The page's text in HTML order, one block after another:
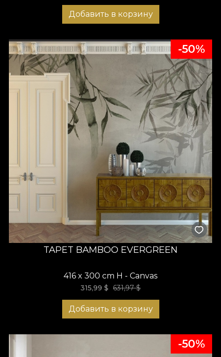
Добавить в корзину
-50%
TAPET BAMBOO EVERGREEN
416 x 300 cm H - Canvas
315,99 $ 631,97$
Добавить в корзину
-50%